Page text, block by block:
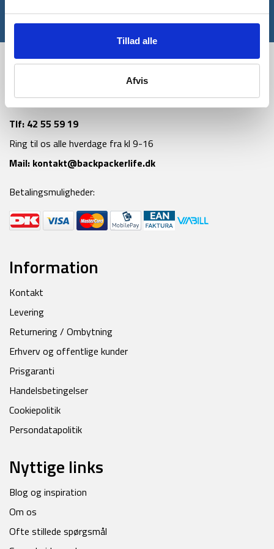
Tillad alle
Afvis
*Gælder ikke allerede nedsatte varer
Tlf: 42 55 59 19
Ring til os alle hverdage fra kl 9-16
Mail: kontakt@backpackerlife.dk
Betalingsmuligheder:
Information
Kontakt
Levering
Returnering / Ombytning
Erhverv og offentlige kunder
Prisgaranti
Handelsbetingelser
Cookiepolitik
Persondatapolitik
Nyttige links
Blog og inspiration
Om os
Ofte stillede spørgsmål